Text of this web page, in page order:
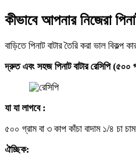
কীভাবে আপনার নিজেরা
বাড়িতে পিনাট বাটার তৈরি করা ভাল বিকল্প
দ্রুত এবং সহজ পিনাট বাটার রেসিপি (৫০০
যা যা লাগবে :
৫০০ গ্রাম বা ৩ কাপ কাঁচা বাদাম ১/৪ চা
ঐচ্ছিক: